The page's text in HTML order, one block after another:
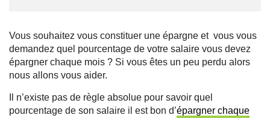
Vous souhaitez vous constituer une épargne et vous vous
demandez quel pourcentage de votre salaire vous devez
épargner chaque mois ? Si vous êtes un peu perdu alors
nous allons vous aider.
Il n’existe pas de règle absolue pour savoir quel
pourcentage de son salaire il est bon d’épargner chaque